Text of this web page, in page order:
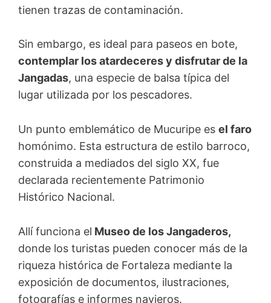
tienen trazas de contaminación.
Sin embargo, es ideal para paseos en bote,
contemplar los atardeceres y disfrutar de la
Jangadas, una especie de balsa típica del
lugar utilizada por los pescadores.
Un punto emblemático de Mucuripe es el faro
homónimo. Esta estructura de estilo barroco,
construida a mediados del siglo XX, fue
declarada recientemente Patrimonio
Histórico Nacional.
Allí funciona el Museo de los Jangaderos,
donde los turistas pueden conocer más de la
riqueza histórica de Fortaleza mediante la
exposición de documentos, ilustraciones,
fotografías e informes navieros.